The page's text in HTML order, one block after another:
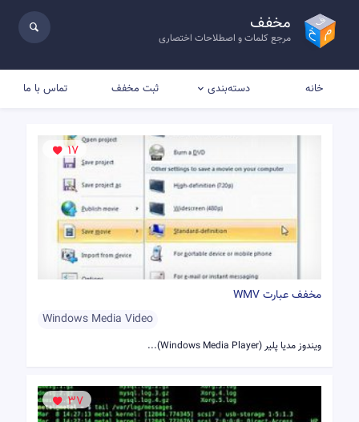
مخفف
مرجع کلمات و اصطلاحات اختصاری
خانه دسته‌بندی ثبت مخفف تماس با ما
17
مخفف عبارت WMV
Windows Media Video
ویندوز مدیا پلیر (Windows Media Player)...
37